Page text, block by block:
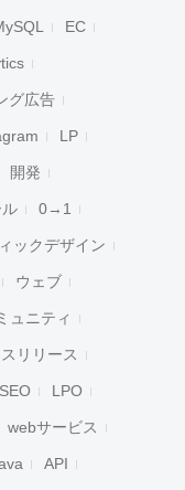
EC
グ広告
LP
開発
ル 0→1
ックデザイン
ウェブ
ュニティ
リリース
LPO
webサービス
API